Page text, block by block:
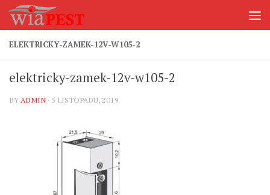
Skip to content
ELEKTRICKY-ZAMEK-12V-W105-2
elektricky-zamek-12v-w105-2
BY ADMIN · 5 LISTOPADU, 2019